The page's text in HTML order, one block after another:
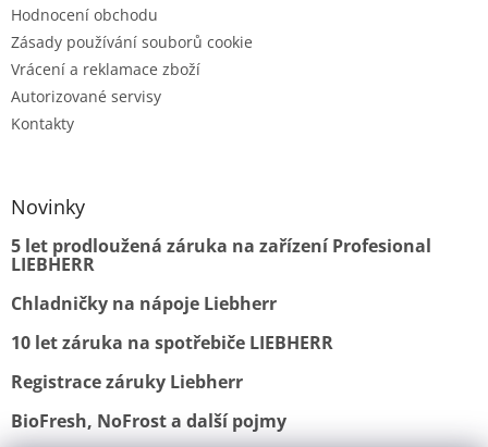
Hodnocení obchodu
Zásady používání souborů cookie
Vrácení a reklamace zboží
Autorizované servisy
Kontakty
Novinky
5 let prodloužená záruka na zařízení Profesional
LIEBHERR
Chladničky na nápoje Liebherr
10 let záruka na spotřebiče LIEBHERR
Registrace záruky Liebherr
BioFresh, NoFrost a další pojmy